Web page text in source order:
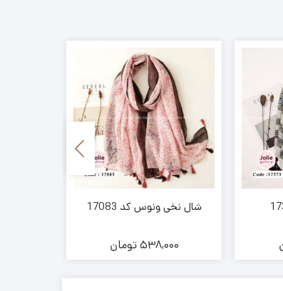
شال نخی ونوس کد 17083
538,000تومان